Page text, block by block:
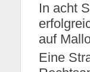
In acht
auf
Eine